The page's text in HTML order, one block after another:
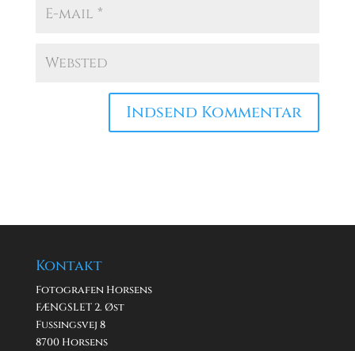
Kontakt
Fotografen Horsens
FÆNGSLET 2. Øst
Fussingsvej 8
8700 Horsens